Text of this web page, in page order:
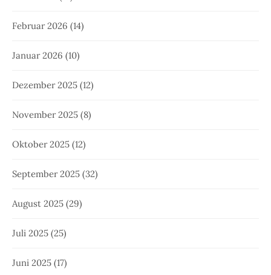
Februar 2026 (14)
Januar 2026 (10)
Dezember 2025 (12)
November 2025 (8)
Oktober 2025 (12)
September 2025 (32)
August 2025 (29)
Juli 2025 (25)
Juni 2025 (17)